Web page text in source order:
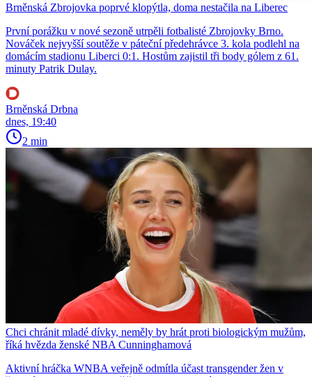
Brněnská Zbrojovka poprvé klopýtla, doma nestačila na Liberec
První porážku v nové sezoně utrpěli fotbalisté Zbrojovky Brno.
Nováček nejvyšší soutěže v páteční předehrávce 3. kola podlehl na
domácím stadionu Liberci 0:1. Hostům zajistil tři body gólem z 61.
minuty Patrik Dulay.
Brněnská Drbna
dnes, 19:40
2 min
Chci chránit mladé dívky, neměly by hrát proti biologickým mužům,
říká hvězda ženské NBA Cunninghamová
Aktivní hráčka WNBA veřejně odmítla účast transgender žen v